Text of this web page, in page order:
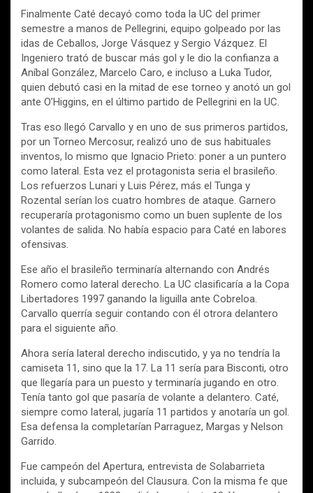
Finalmente Caté decayó como toda la UC del primer
semestre a manos de Pellegrini, equipo golpeado por las
idas de Ceballos, Jorge Vásquez y Sergio Vázquez. El
Ingeniero trató de buscar más gol y le dio la confianza a
Aníbal González, Marcelo Caro, e incluso a Luka Tudor,
quien debutó casi en la mitad de ese torneo y anotó un gol
ante O’Higgins, en el último partido de Pellegrini en la UC.
Tras eso llegó Carvallo y en uno de sus primeros partidos,
por un Torneo Mercosur, realizó uno de sus habituales
inventos, lo mismo que Ignacio Prieto: poner a un puntero
como lateral. Esta vez el protagonista seria el brasileño.
Los refuerzos Lunari y Luis Pérez, más el Tunga y
Rozental serían los cuatro hombres de ataque. Garnero
recuperaría protagonismo como un buen suplente de los
volantes de salida. No había espacio para Caté en labores
ofensivas.
Ese año el brasileño terminaría alternando con Andrés
Romero como lateral derecho. La UC clasificaría a la Copa
Libertadores 1997 ganando la liguilla ante Cobreloa.
Carvallo querría seguir contando con él otrora delantero
para el siguiente año.
Ahora sería lateral derecho indiscutido, y ya no tendría la
camiseta 11, sino que la 17. La 11 sería para Bisconti, otro
que llegaría para un puesto y terminaría jugando en otro.
Tenía tanto gol que pasaría de volante a delantero. Caté,
siempre como lateral, jugaría 11 partidos y anotaría un gol.
Esa defensa la completarían Parraguez, Margas y Nelson
Garrido.
Fue campeón del Apertura, entrevista de Solabarrieta
incluida, y subcampeón del Clausura. Con la misma fe que